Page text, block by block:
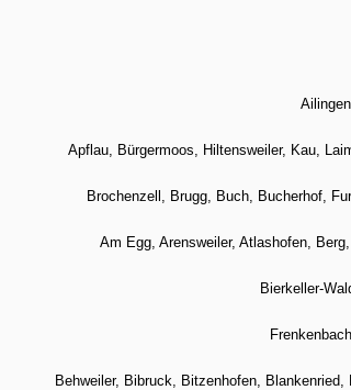
Apflau, Bürgermoos, Hiltensweiler, Kau,
Brochenzell, Brugg, Buch, Bucherhof,
Am Egg, Arensweiler, Atlashofen,
Bierkeller-
Behweiler, Bibruck, Bitzenhofen,